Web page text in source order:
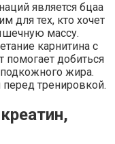
является бцаа
для тех, кто хочет
массу.
карнитина с
помогает добиться
жира.
тренировкой.